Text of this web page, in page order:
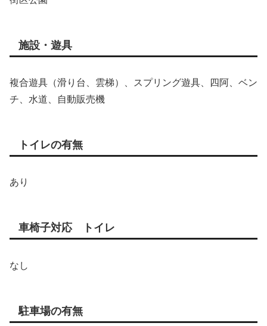
施設・遊具
複合遊具（滑り台、雲梯）、スプリング遊具、四阿、ベン
チ、水道、自動販売機
トイレの有無
あり
車椅子対応 トイレ
なし
駐車場の有無